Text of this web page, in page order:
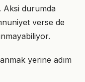
Aksi durumda
verse de
yerine adım